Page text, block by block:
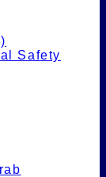
Safety